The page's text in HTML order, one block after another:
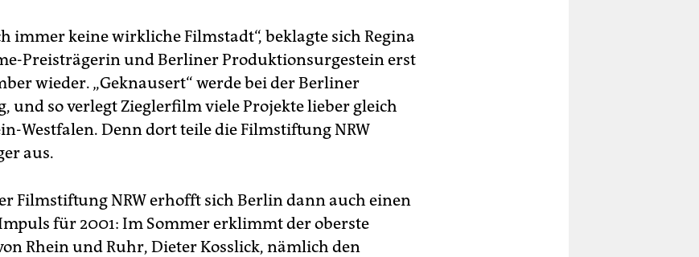
immer keine wirkliche Filmstadt“, beklagte sich Regina
Preisträgerin und Berliner Produktionsurgestein erst
wieder. „Geknausert“ werde bei der Berliner
und so verlegt Zieglerfilm viele Projekte lieber gleich
Westfalen. Denn dort teile die Filmstiftung NRW
aus.
Filmstiftung NRW erhofft sich Berlin dann auch einen
für 2001: Im Sommer erklimmt der oberste
Rhein und Ruhr, Dieter Kosslick, nämlich den